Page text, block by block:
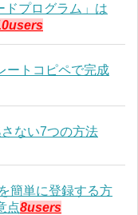
ドプログラム」は
ートコピペで完成
ない7つの方法
簡単に登録する方
点8users